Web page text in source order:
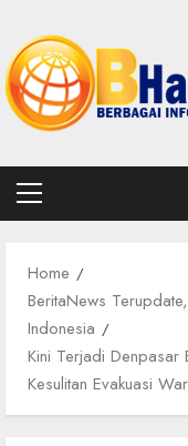
content
Primary
Home
BeritaNews
Indonesia
Kini Terjadi Denpasar
Kesulitan Evakuasi